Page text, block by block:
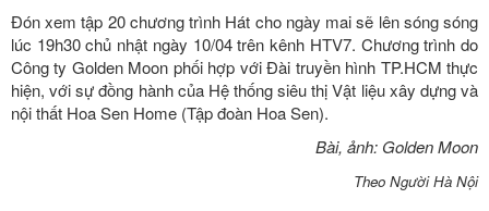
Đón xem tập 20 chương trình Hát cho ngày mai sẽ lên sóng sóng
lúc 19h30 chủ nhật ngày 10/04 trên kênh HTV7. Chương trình do
Công ty Golden Moon phối hợp với Đài truyền hình TP.HCM thực
hiện, với sự đồng hành của Hệ thống siêu thị Vật liệu xây dựng và
nội thất Hoa Sen Home (Tập đoàn Hoa Sen).
Bài, ảnh: Golden Moon
Theo Người Hà Nội